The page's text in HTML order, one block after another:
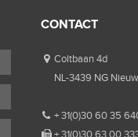
CONTACT
Coltbaan 4d
NL-3439 NG
+ 31(0)30 60 35
+ 31(0)30 63 00